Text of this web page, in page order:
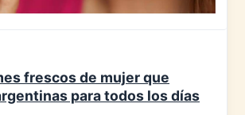
frescos de mujer que
para todos los días